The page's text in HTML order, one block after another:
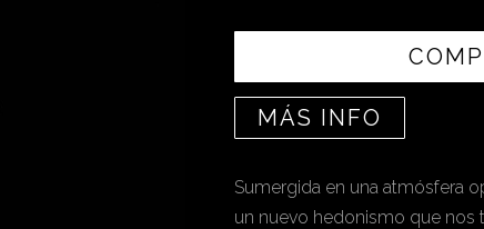
MÁS INFO
Sumergida en una atmósfera
un nuevo hedonismo que nos